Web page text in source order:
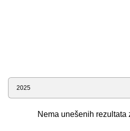
Sezona
Nema unešenih rezultata